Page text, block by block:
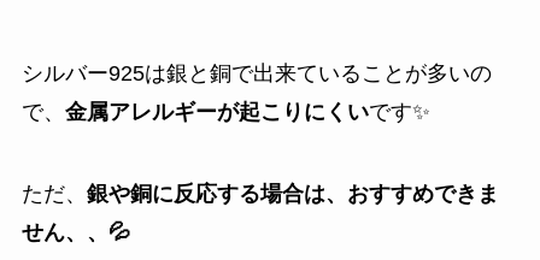
シルバー925は銀と銅で出来ていることが多いの
で、 金属アレルギーが起こりにくいです✨️
ただ、 銀や銅に反応する場合は、おすすめできま
せん、、💦